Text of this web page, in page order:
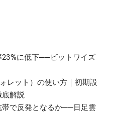
に低下──ビットワイズ
レット）の使い方｜初期設
解説
で反発となるか──日足雲